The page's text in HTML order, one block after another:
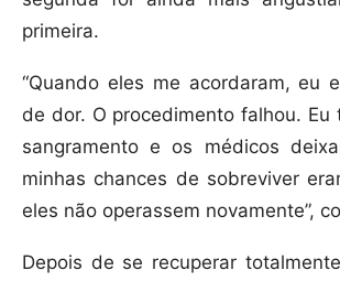
primeira.
“Quando eles me acordaram, eu
de dor. O procedimento falhou. Eu
sangramento e os médicos
minhas chances de sobreviver
eles não operassem novamente”,
Depois de se recuperar